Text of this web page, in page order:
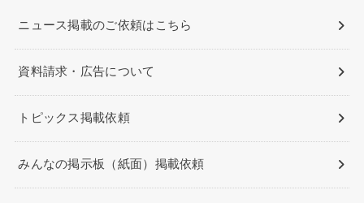
ニュース掲載のご依頼はこちら
資料請求・広告について
トピックス掲載依頼
みんなの掲示板（紙面）掲載依頼